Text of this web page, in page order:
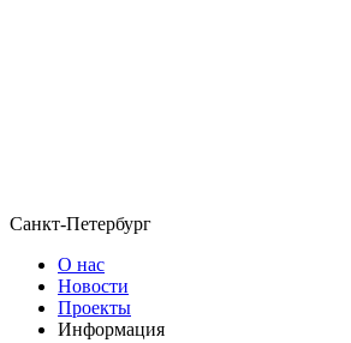
Санкт-Петербург
О нас
Новости
Проекты
Информация